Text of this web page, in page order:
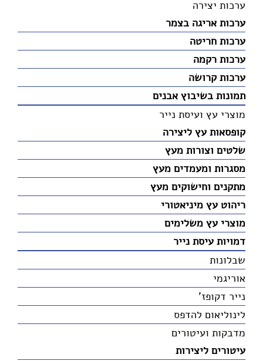
ערכות יצירה
ערכות אריגה בצמר
ערכות חריטה
ערכות רקמה
ערכות קרושה
תמונות בשיבוץ אבנים
מוצרי עץ ועיסת נייר
קופסאות עץ ליצירה
שלטים וצורות מעץ
מסגרות ומעמדים מעץ
מתקנים וחישוקים מעץ
ריהוט עץ מיניאטורי
מוצרי עץ משלימים
דמויות עיסת נייר
שבלונות
אוריגמי
נייר דקופז'
לינוליאום להדפס
מדבקות ועיטורים
עיטורים ליצירות